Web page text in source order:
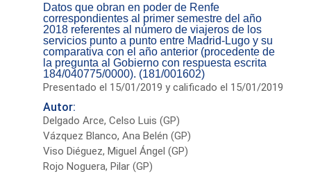
Datos que obran en poder de Renfe
correspondientes al primer semestre del año
2018 referentes al número de viajeros de los
servicios punto a punto entre Madrid-Lugo y su
comparativa con el año anterior (procedente de
la pregunta al Gobierno con respuesta escrita
184/040775/0000). (181/001602)
Presentado el 15/01/2019 y calificado el 15/01/2019
Autor:
Delgado Arce, Celso Luis (GP)
Vázquez Blanco, Ana Belén (GP)
Viso Diéguez, Miguel Ángel (GP)
Rojo Noguera, Pilar (GP)